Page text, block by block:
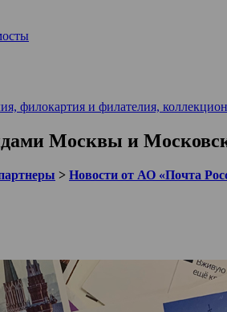
филокартия и филателия,
Москвы и
> Новости от АО «Почта